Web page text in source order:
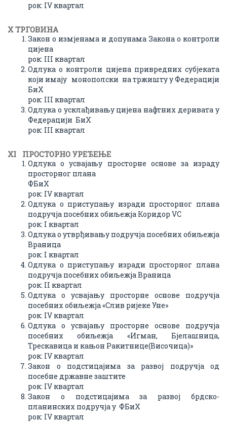
рок: IV квартал
X ТРГОВИНA
Закон о измјенама и допунама Закона о контроли
цијена
рок: III квартал
Одлука о контроли цијена привредних субјеката
који имају монополски на тржишту у Федерацији
БиХ
рок: III квартал
Одлука о усклађивању цијена нафтних деривата у
Федерацији БиХ
рок: III квартал
XI ПРОСТОРНО УРЕЂЕЊЕ
Одлука о усвајању просторне основе за израду
просторног плана
ФБиХ
рок: IV квартал
Oдлука о приступању изради просторног плана
подручја посебних обиљежја Коридор VC
рок: I квартал
Одлука о утврђивању подручја посебних обиљежја
Враница
рок: I квартал
Одлука о приступању изради просторног плана
подручја посебних обиљежја Враница
рок: II квартал
Одлука о усвајању просторне основе подручја
посебних обиљежја «Слив ријеке Уне»
рок: IV квартал
Одлука о усвајању просторне основе подручја
посебних обиљежја «Игман, Бјелашница,
Трескавица и кањон Ракитнице(Височица)»
рок: IV квартал
Закон о подстицајима за развој подручја од
посебне државне заштите
рок: IV квартал
Закон о подстицајима за развој брдско-
планинских подручја у ФБиХ
рок: IV квартал